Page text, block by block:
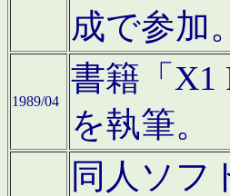
成で参加。
1989/04
書籍「X1
を執筆。
同人ソフ